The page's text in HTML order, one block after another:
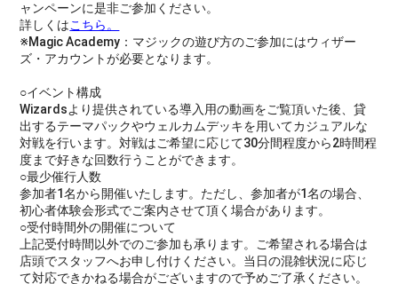
ャンペーンに是非ご参加ください。
詳しくはこちら。
※Magic Academy：マジックの遊び方のご参加にはウィザー
ズ・アカウントが必要となります。
○イベント構成
Wizardsより提供されている導入用の動画をご覧頂いた後、貸
出するテーマパックやウェルカムデッキを用いてカジュアルな
対戦を行います。対戦はご希望に応じて30分間程度から2時間程
度まで好きな回数行うことができます。
○最少催行人数
参加者1名から開催いたします。ただし、参加者が1名の場合、
初心者体験会形式でご案内させて頂く場合があります。
○受付時間外の開催について
上記受付時間以外でのご参加も承ります。ご希望される場合は
店頭でスタッフへお申し付けください。当日の混雑状況に応じ
て対応できかねる場合がございますので予めご了承ください。